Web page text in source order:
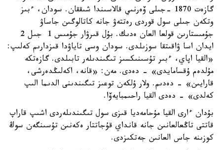
گازەت 1870 -جىلى ۆەرنىي قالاسىندا شىققان. سودان، ءبىز
وتكەن جىلى سول قوردى رەتتەۋ جانە كاتالوگىن جاساۋ
جۇمىستارىن قولعا العان ەدىك. بۇل قىرۋار جۇمىس 1 جىل 2
ايدان اسا ۋاقىتقا سوزىلدى. سودان وسى تاياۋدا قىزدارىم كەلىپ:
«القيا اپاي، ءبىر تۇسىنىكسىز تىگىندىلەر تابىلدى. گازەتكە
مۇلدەم ۇقسامايدى» - دەدى. مەن: «قانە، اكەلىڭدەرشى،
قارايىن» - دەدىم. ولار ۇلكەن توعىز تىگىندىنى الدىما الىپ
كەلدى» - دەدى القيا راحىمبايەۆا.
بۇدان ءارى القيا مۇحامەديا قىزى سول تىگىندىلەردى اشىپ قاراپ
قاتتى تاڭعالعانىن جانە قانداي قۇجاتتار ەكەنىن تۇسىنگەن سوڭ
كوزىنە جاس العانىن جەتكىزدى.